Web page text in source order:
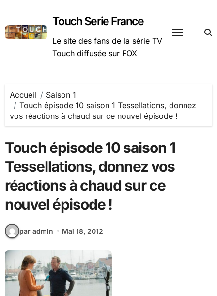
contenu
Touch Serie France
Le site des fans de la série TV
Touch diffusée sur FOX
Accueil
Saison 1
Touch épisode 10 saison 1 Tessellations, donnez
vos réactions à chaud sur ce nouvel épisode !
Touch épisode 10 saison 1
Tessellations, donnez vos
réactions à chaud sur ce
nouvel épisode !
par admin Mai 18, 2012